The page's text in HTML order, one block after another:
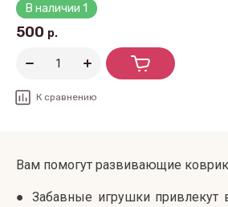
В наличии 1
500 р.
К сравнению
Вам помогут развивающие
● Забавные игрушки